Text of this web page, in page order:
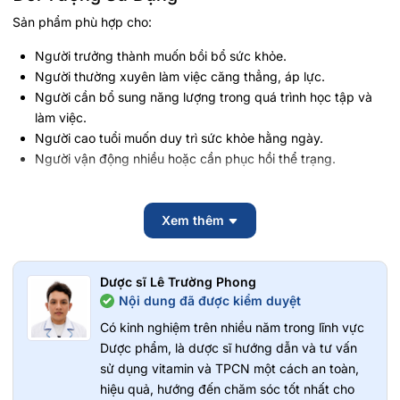
Sản phẩm phù hợp cho:
Người trưởng thành muốn bồi bổ sức khỏe.
Người thường xuyên làm việc căng thẳng, áp lực.
Người cần bổ sung năng lượng trong quá trình học tập và
làm việc.
Người cao tuổi muốn duy trì sức khỏe hằng ngày.
Người vận động nhiều hoặc cần phục hồi thể trạng.
Uống trực tiếp 1 chai 100ml mỗi ngày.
Có thể dùng lạnh để tăng hương vị.
Nên sử dụng vào buổi sáng hoặc đầu giờ chiều.
Lắc đều trước khi uống.
Lưu ý:Thực phẩm này không phải là thuốc và không
có tác dụng thay thế thuốc chữa bệnh. Hiệu quả sử
dụng tùy thuộc vào cơ địa từng người. Vui lòng đọc kỹ
hướng dẫn sử dụng trên nhãn và tham khảo ý kiến bác
sĩ trước khi dùng.
Xem thêm
Dược sĩ Lê Trường Phong
Nội dung đã được kiểm duyệt
Có kinh nghiệm trên nhiều năm trong lĩnh vực
Dược phẩm, là dược sĩ hướng dẫn và tư vấn
sử dụng vitamin và TPCN một cách an toàn,
hiệu quả, hướng đến chăm sóc tốt nhất cho